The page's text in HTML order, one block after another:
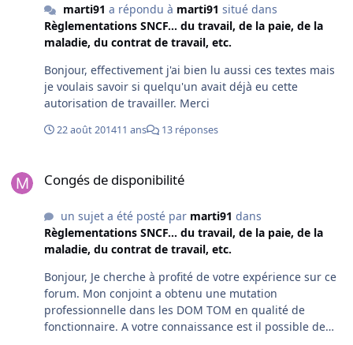
marti91 a répondu à marti91 situé dans
Règlementations SNCF... du travail, de la paie, de la
maladie, du contrat de travail, etc.
Bonjour, effectivement j'ai bien lu aussi ces textes mais
je voulais savoir si quelqu'un avait déjà eu cette
autorisation de travailler. Merci
22 août 201411 ans 13 réponses
Congés de disponibilité
un sujet a été posté par marti91 dans
Règlementations SNCF... du travail, de la paie, de la
maladie, du contrat de travail, etc.
Bonjour, Je cherche à profité de votre expérience sur ce
forum. Mon conjoint a obtenu une mutation
professionnelle dans les DOM TOM en qualité de
fonctionnaire. A votre connaissance est il possible de